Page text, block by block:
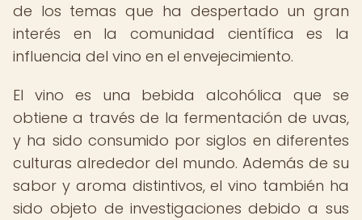
de los temas que ha despertado un gran
interés en la comunidad científica es la
influencia del vino en el envejecimiento.
El vino es una bebida alcohólica que se
obtiene a través de la fermentación de uvas,
y ha sido consumido por siglos en diferentes
culturas alrededor del mundo. Además de su
sabor y aroma distintivos, el vino también ha
sido objeto de investigaciones debido a sus